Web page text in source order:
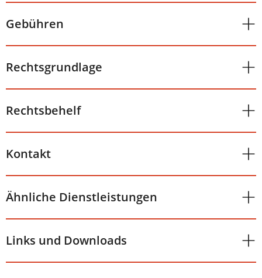
Gebühren
Rechtsgrundlage
Rechtsbehelf
Kontakt
Ähnliche Dienstleistungen
Links und Downloads